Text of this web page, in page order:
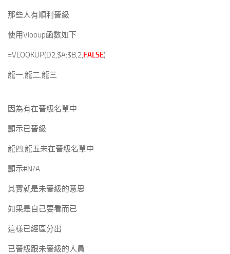
那些人有順利晉級
使用Vlooup函數如下
=VLOOKUP(D2,$A:$B,2,FALSE)
龍一,龍二,龍三
因為有在晉級名單中
顯示已晉級
龍四,龍五未在晉級名單中
顯示#N/A
其實就是未晉級的意思
如果是自己要看而已
這樣已經區分出
已晉級跟未晉級的人員